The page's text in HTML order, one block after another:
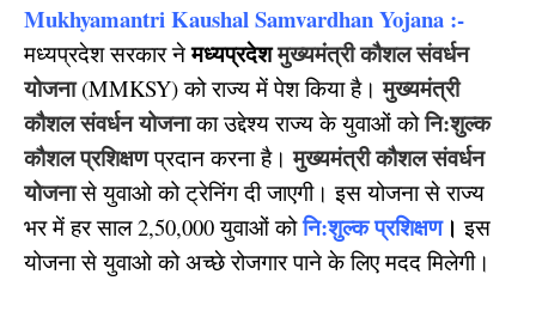
Mukhyamantri Kaushal Samvardhan Yojana :-
मध्यप्रदेश सरकार नेमध्यप्रदेशमुख्यमंत्री कौशल संवर्धन
योजना(MMKSY) को राज्य में पेश किया है।मुख्यमंत्री
कौशल संवर्धन योजनाका उद्देश्य राज्य के युवाओं कोनि:शुल्क
कौशल प्रशिक्षणप्रदान करना है।मुख्यमंत्री कौशल संवर्धन
योजनासे युवाओ को ट्रेनिंग दी जाएगी। इस योजना से राज्य
भर में हर साल 2,50,000 युवाओं को नि:शुल्क प्रशिक्षण। इस
योजना से युवाओ को अच्छे रोजगार पाने के लिए मदद मिलेगी।